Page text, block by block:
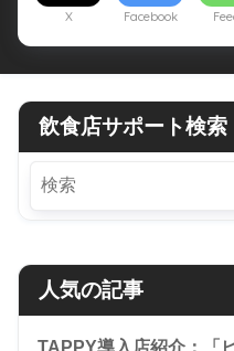
X Facebook
飲食店サポート検索
人気の記事
TAPPY導入店紹介：「